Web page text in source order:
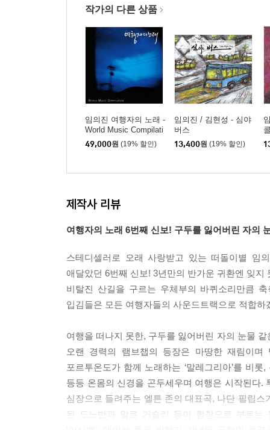
지방에 전해오던, 농가에서 바느질을 하며 엄마와
12. The Airplane Song/ Dave Tull
드러머에다 싱어 송 라이터인 '데이브 툴'. 그
캘리포니아를 대표하는 재즈계 거물 코리 알렌
객원으로 참여하기도 하는데, 척 맨지오니를
악기회사가 제작하는 드럼의 퍼포밍 아티스트이
가수였던 '데롤 아담스'다. 그가 세상을 홀연 떠나
초희귀 트랙이다.
14. Sunglasses/ Alondra Bentley
스페인 출신 아버지와 영국인 어머니 사이에
Avenue'로 올해의 신인상을 받기도. 여러 페스티
여행 중이다. 스페인 전역을 시작으로 투어를 완
15. So?ndo Con Quito 키토의 꿈 / M. Gomez &
남미 북서부 에콰도르가 고향인 '알렉스 알비아르'
고산민의 애환이 고스란히 담긴 유서 깊은 도시
극심한 차이로 가난한 유민들의 고달픈 삶
작가의 다른 상품
임의진 여행자의 노래 -
World Music Compilati
on [LP]
49,000원 (19% 할인)
임의진 / 김현성 - 심야
버스
13,400원 (19% 할인)
n)
제작사 리뷰
여행자의 노래 6번째 신보! 구두를 잃어버린 자의
스테디셀러로 오래 사랑받고 있는 떠돌이별 임
애달았던 6번째 신보! 3년만의 반가운 귀환엔 잊
비탈진 산길을 구르는 우체부의 바퀴소리만큼
입김들은 모든 여행자들의 사운드트랙으로 적합
여행을 떠나지 못한, 구두를 잃어버린 자의 눈물
오랜 경력의 램브챕의 등장은 마땅한 재림이
포르투온도가 함께 노래하는 ‘말레그리아’를 비
등등 온몸의 신경을 곤두세우며 여행은 시작된다.
심장으로 들려주는 엘튼 존의 대표곡, 나단 필립
된 도노반과 알로 거슬리 등이 합창으로 부르